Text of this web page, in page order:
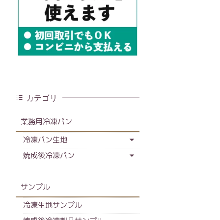
カテゴリ
業務用冷凍パン
冷凍パン生地
焼成後冷凍パン
サンプル
冷凍生地サンプル